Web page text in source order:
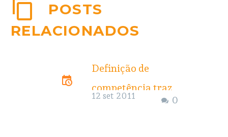
POSTS
RELACIONADOS
Definição de
competência traz
0
12 set 2011